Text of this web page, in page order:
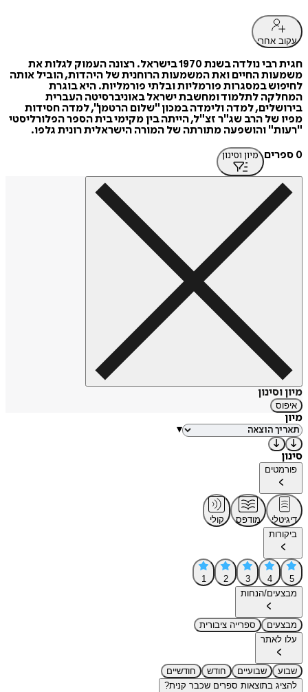
עקוב אחרי
חגית רבי נולדה בשנת 1970 בישראל. רצונה העמוק לגלות את
משמעות החיים ואת המשמעות הרוחנית של היהדות, הוביל אותה
לחיפוש במסגרות פורמליות ובלתי פורמליות. היא בוגרת
המחלקה לתלמוד ומחשבת ישראל באוניברסיטה העברית
בירושלים, למדה ולימדה במכון "שלום הרטמן", למדה חסידות
מפיו של הרב שג"ר זצ"ל, הייתה בין מקימי בית הספר הפלורליסטי
"רעות" והושפעה מתורתה של המורה הישראלית רונית גלפו.
0 ספרים
מיון וסינון
מיון וסינון
איפוס
מיון
▾
סינון
פורמטים
דיגיטלי מודפס
קולי
ביקורות
5
4
3
2
1
מבצעים/הנחות
מבצעים
ספרייה ציבורית
עלו לאתר
שבוע שבועיים חודש
חודשיים
להציג בתוצאות ספרים שכבר קנית?